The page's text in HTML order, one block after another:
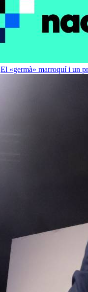
El «germà» marroquí i un